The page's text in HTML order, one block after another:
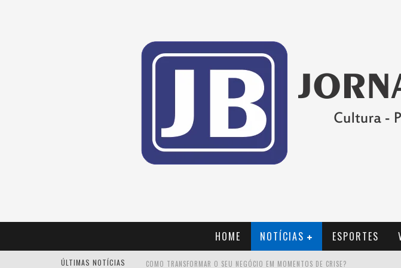
HOME NOTÍCIAS ESPORTES
ÚLTIMAS NOTÍCIAS COMO TRANSFORMAR O SEU NEGÓCIO EM MOMENTOS DE CRISE?